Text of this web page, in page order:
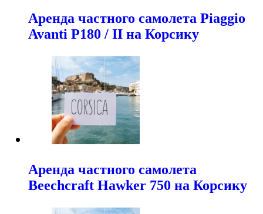
Аренда частного самолета Piaggio
Avanti P180 / II на Корсику
Аренда частного самолета
Beechcraft Hawker 750 на Корсику